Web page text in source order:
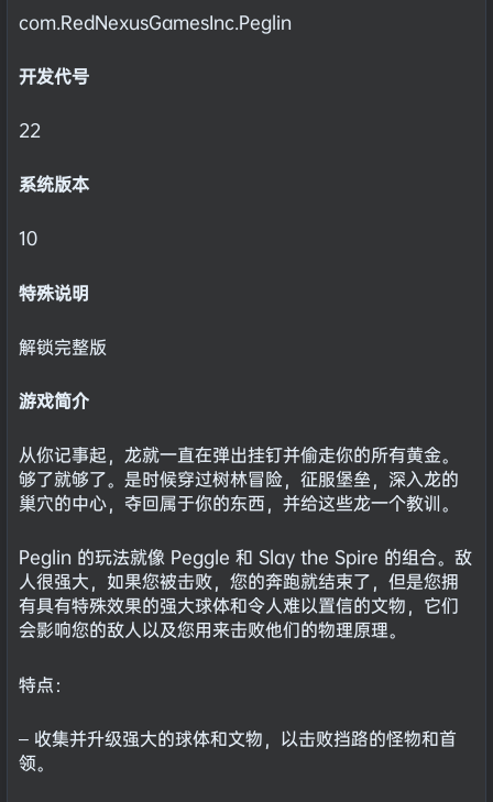
com.RedNexusGamesInc.Peglin
开发代号
22
系统版本
10
特殊说明
解锁完整版
游戏简介
从你记事起，龙就一直在弹出挂钉并偷走你的所有黄金。
够了就够了。是时候穿过树林冒险，征服堡垒，深入龙的
巢穴的中心，夺回属于你的东西，并给这些龙一个教训。
Peglin 的玩法就像 Peggle 和 Slay the Spire 的组合。敌
人很强大，如果您被击败，您的奔跑就结束了，但是您拥
有具有特殊效果的强大球体和令人难以置信的文物，它们
会影响您的敌人以及您用来击败他们的物理原理。
特点：
– 收集并升级强大的球体和文物，以击败挡路的怪物和首
领。